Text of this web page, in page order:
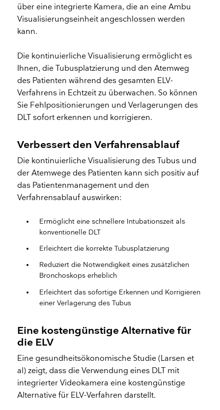
über eine integrierte Kamera, die an eine Ambu
Visualisierungseinheit angeschlossen werden
kann.
Die kontinuierliche Visualisierung ermöglicht es
Ihnen, die Tubusplatzierung und den Atemweg
des Patienten während des gesamten ELV-
Verfahrens in Echtzeit zu überwachen. So können
Sie Fehlpositionierungen und Verlagerungen des
DLT sofort erkennen und korrigieren.
Verbessert den Verfahrensablauf
Die kontinuierliche Visualisierung des Tubus und
der Atemwege des Patienten kann sich positiv auf
das Patientenmanagement und den
Verfahrensablauf auswirken:
Ermöglicht eine schnellere Intubationszeit als
konventionelle DLT
Erleichtert die korrekte Tubusplatzierung
Reduziert die Notwendigkeit eines zusätzlichen
Bronchoskops erheblich
Erleichtert das sofortige Erkennen und Korrigieren
einer Verlagerung des Tubus
Eine kostengünstige Alternative für
die ELV
Eine gesundheitsökonomische Studie (Larsen et
al) zeigt, dass die Verwendung eines DLT mit
integrierter Videokamera eine kostengünstige
Alternative für ELV-Verfahren darstellt.